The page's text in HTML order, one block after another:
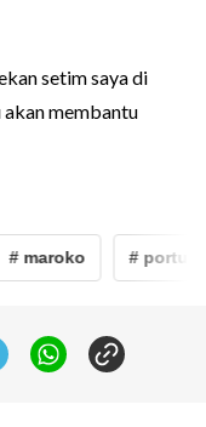
setim saya di
membantu
# maroko # portugal